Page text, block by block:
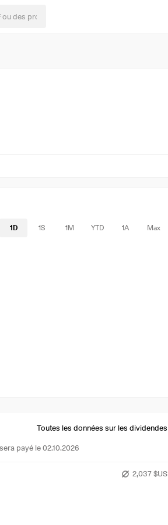
1D 1S 1M YTD 1A Max
Toutes les données sur les dividendes
payé le 02.10.2026
2,037 $US